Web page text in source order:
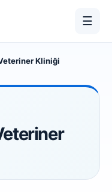
☰
Kliniği